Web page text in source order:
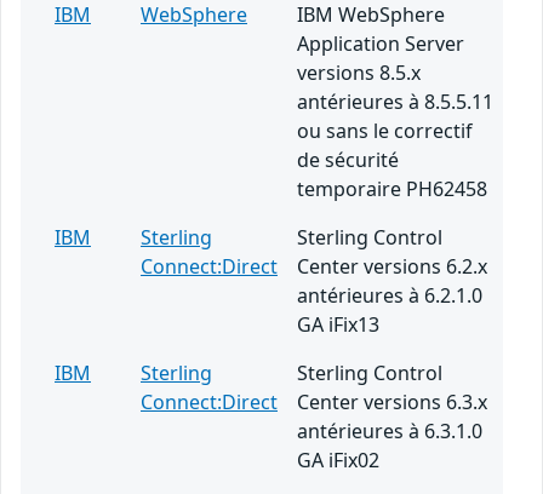
IBM
WebSphere
IBM WebSphere
Application Server
versions 8.5.x
antérieures à 8.5.5.11
ou sans le correctif
de sécurité
temporaire PH62458
IBM
Sterling
Connect:Direct
Sterling Control
Center versions 6.2.x
antérieures à 6.2.1.0
GA iFix13
IBM
Sterling
Connect:Direct
Sterling Control
Center versions 6.3.x
antérieures à 6.3.1.0
GA iFix02